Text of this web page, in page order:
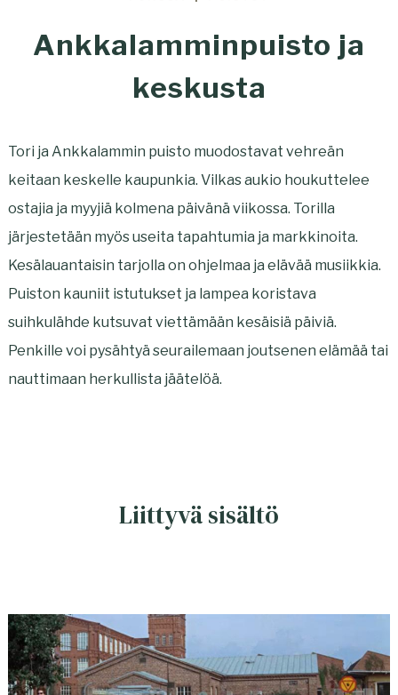
Ankkalamminpuisto ja
keskusta
Tori ja Ankkalammin puisto muodostavat vehreän
keitaan keskelle kaupunkia. Vilkas aukio houkuttelee
ostajia ja myyjiä kolmena päivänä viikossa. Torilla
järjestetään myös useita tapahtumia ja markkinoita.
Kesälauantaisin tarjolla on ohjelmaa ja elävää musiikkia.
Puiston kauniit istutukset ja lampea koristava
suihkulähde kutsuvat viettämään kesäisiä päiviä.
Penkille voi pysähtyä seurailemaan joutsenen elämää tai
nauttimaan herkullista jäätelöä.
Liittyvä sisältö